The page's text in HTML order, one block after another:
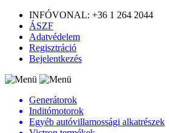
INFÓVONAL: +36 1 264 2044
ÁSZF
Adatvédelem
Regisztráció
Bejelentkezés
Generátorok
Inditómotorok
Egyéb autóvillamossági alkatrészek